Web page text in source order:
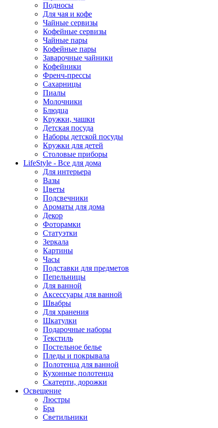
Подносы
Для чая и кофе
Чайные сервизы
Кофейные сервизы
Чайные пары
Кофейные пары
Заварочные чайники
Кофейники
Френч-прессы
Сахарницы
Пиалы
Молочники
Блюдца
Кружки, чашки
Детская посуда
Наборы детской посуды
Кружки для детей
Столовые приборы
LifeStyle - Все для дома
Для интерьера
Вазы
Цветы
Подсвечники
Ароматы для дома
Декор
Фоторамки
Статуэтки
Зеркала
Картины
Часы
Подставки для предметов
Пепельницы
Для ванной
Аксессуары для ванной
Швабры
Для хранения
Шкатулки
Подарочные наборы
Текстиль
Постельное белье
Пледы и покрывала
Полотенца для ванной
Кухонные полотенца
Скатерти, дорожки
Освещение
Люстры
Бра
Светильники